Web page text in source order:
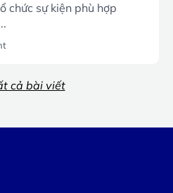
chức sự kiện phù hợp
cả bài viết